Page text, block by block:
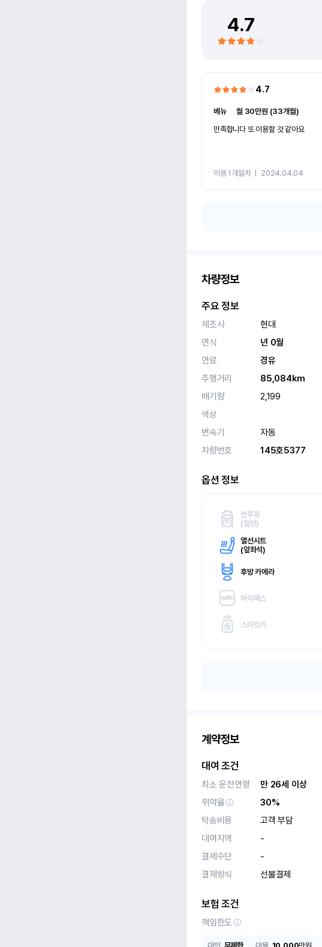
4.7
4.7
베뉴ㅣ월 30만원 (33개월)
만족합니다 또 이용할 것 같아요
이용 1개월차ㅣ 2024.04.04
차량정보
주요 정보
제조사
현대
연식
년 0월
연료
경유
주행거리
85,084km
배기량
2,199
색상
변속기
자동
차량번호
145호5377
옵션 정보
썬루프
(일반)
열선시트
(앞좌석)
후방 카메라
하이패스
스마트키
계약정보
대여 조건
최소 운전연령
만 26세 이상
위약율
30%
탁송비용
고객 부담
대여지역
-
결제수단
-
결제방식
선불결제
보험 조건
책임한도